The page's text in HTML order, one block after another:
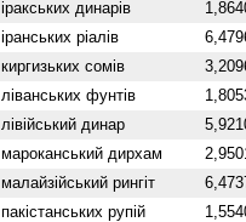
іракських динарів
іранських ріалів
киргизьких сомів
ліванських фунтів
лівійський динар
мароканський дирхам
малайзійський рингіт
пакістанських рупій